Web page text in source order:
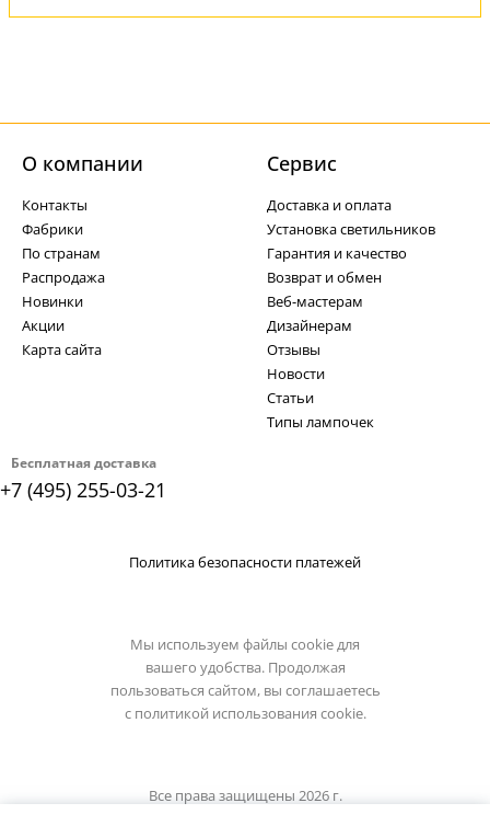
Бесплатная доставка
+7 (495) 255-03-21
О компании
Контакты
Фабрики
По странам
Распродажа
Новинки
Акции
Карта сайта
Cервис
Доставка и оплата
Установка светильников
Гарантия и качество
Возврат и обмен
Веб-мастерам
Дизайнерам
Отзывы
Новости
Статьи
Типы лампочек
Политика безопасности платежей
Мы используем файлы cookie для
вашего удобства. Продолжая
пользоваться сайтом, вы соглашаетесь
с политикой использования cookie.
Все права защищены 2026 г.